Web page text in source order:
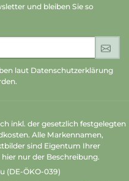
und bleiben Sie so
laut Datenschutzerklärung
inkl. der gesetzlich festgelegten
Alle Markennamen,
sind Eigentum Ihrer
nur der Beschreibung.
(DE-ÖKO-039)